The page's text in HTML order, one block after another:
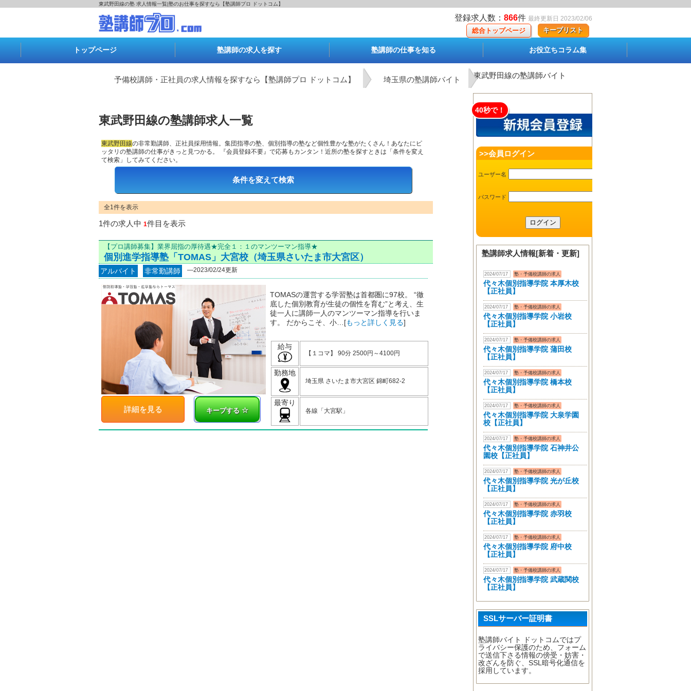
東武野田線の塾 求人情報一覧|塾のお仕事を探すなら【塾講師プロ ドットコム】
登録求人数： 866件 最終更新日 2023/02/06
キープリスト
総合トップページ
トップページ 塾講師の求人を探す 塾講師の仕事を知る お役立ちコラム集
予備校講師・正社員の求人情報を探すなら【塾講師プロ ドットコム】 埼玉県の塾講師バイト 東武野田線の塾講師バイト
東武野田線の塾講師求人一覧
東武野田線の非常勤講師、正社員採用情報。集団指導の塾、個別指導の塾など個性豊かな塾がたくさん！あなたにピ
ッタリの塾講師の仕事がきっと見つかる。 『会員登録不要』で応募もカンタン！近所の塾を探すときは「条件を変え
て検索」してみてください。
職種 非常勤講師 正社員
この条件で塾を検索
条件を変えて検索
全1件を表示
1件の求人中 1件目を表示
【プロ講師募集】業界屈指の厚待遇★完全１：１のマンツーマン指導★
個別進学指導塾「TOMAS」大宮校（埼玉県さいたま市大宮区）
アルバイト 非常勤講師 ―2023/02/24更新
キープする
詳細を見る
TOMASの運営する学習塾は首都圏に97校。 “徹
底した個別教育が生徒の個性を育む”と考え、生
徒一人に講師一人のマンツーマン指導を行いま
す。 だからこそ、小…[もっと詳しく見る]
給与
【１コマ】 90分 2500円～4100円
勤務地
埼玉県 さいたま市大宮区 錦町682-2
最寄り
各線「大宮駅」
40秒で！
>>会員ログイン
ユーザー名
パスワード
塾講師求人情報[新着・更新]
2024/07/17 塾・予備校講師の求人
代々木個別指導学院 本厚木校
【正社員】
2024/07/17 塾・予備校講師の求人
代々木個別指導学院 小岩校
【正社員】
2024/07/17 塾・予備校講師の求人
代々木個別指導学院 蒲田校
【正社員】
2024/07/17 塾・予備校講師の求人
代々木個別指導学院 橋本校
【正社員】
2024/07/17 塾・予備校講師の求人
代々木個別指導学院 大泉学園
校【正社員】
2024/07/17 塾・予備校講師の求人
代々木個別指導学院 石神井公
園校【正社員】
2024/07/17 塾・予備校講師の求人
代々木個別指導学院 光が丘校
【正社員】
2024/07/17 塾・予備校講師の求人
代々木個別指導学院 赤羽校
【正社員】
2024/07/17 塾・予備校講師の求人
代々木個別指導学院 府中校
【正社員】
2024/07/17 塾・予備校講師の求人
代々木個別指導学院 武蔵関校
【正社員】
SSLサーバー証明書
塾講師バイト ドットコムではプ
ライバシー保護のため、フォーム
で送信下さる情報の傍受・妨害・
改ざんを防ぐ、SSL暗号化通信を
採用しています。